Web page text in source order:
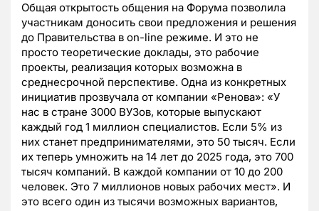
Общая открытость общения на Форума позволила
участникам доносить свои предложения и решения
до Правительства в on-line режиме. И это не
просто теоретические доклады, это рабочие
проекты, реализация которых возможна в
среднесрочной перспективе. Одна из конкретных
инициатив прозвучала от компании «Ренова»: «У
нас в стране 3000 ВУЗов, которые выпускают
каждый год 1 миллион специалистов. Если 5% из
них станет предпринимателями, это 50 тысяч. Если
их теперь умножить на 14 лет до 2025 года, это 700
тысяч компаний. В каждой компании от 10 до 200
человек. Это 7 миллионов новых рабочих мест». И
это всего один из тысячи возможных вариантов,